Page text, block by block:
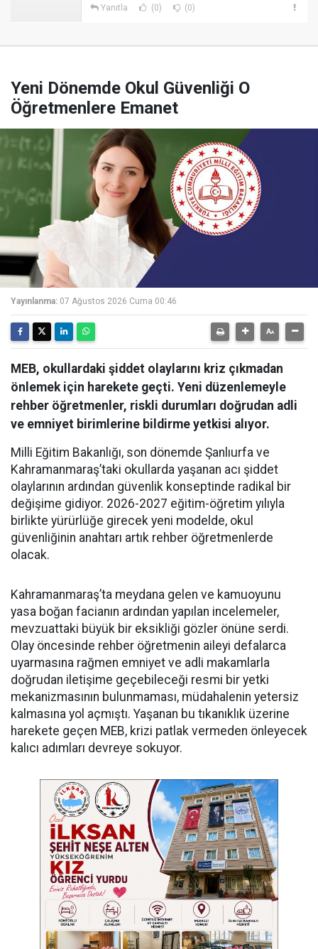
Yanıtla (0) (0)
Yeni Dönemde Okul Güvenliği O
Öğretmenlere Emanet
Yayınlanma: 07 Ağustos 2026 Cuma 00:46
MEB, okullardaki şiddet olaylarını kriz çıkmadan
önlemek için harekete geçti. Yeni düzenlemeyle
rehber öğretmenler, riskli durumları doğrudan adli
ve emniyet birimlerine bildirme yetkisi alıyor.
Milli Eğitim Bakanlığı, son dönemde Şanlıurfa ve
Kahramanmaraş’taki okullarda yaşanan acı şiddet
olaylarının ardından güvenlik konseptinde radikal bir
değişime gidiyor. 2026-2027 eğitim-öğretim yılıyla
birlikte yürürlüğe girecek yeni modelde, okul
güvenliğinin anahtarı artık rehber öğretmenlerde
olacak.
Kahramanmaraş’ta meydana gelen ve kamuoyunu
yasa boğan facianın ardından yapılan incelemeler,
mevzuattaki büyük bir eksikliği gözler önüne serdi.
Olay öncesinde rehber öğretmenin aileyi defalarca
uyarmasına rağmen emniyet ve adli makamlarla
doğrudan iletişime geçebileceği resmi bir yetki
mekanizmasının bulunmaması, müdahalenin yetersiz
kalmasına yol açmıştı. Yaşanan bu tıkanıklık üzerine
harekete geçen MEB, krizi patlak vermeden önleyecek
kalıcı adımları devreye sokuyor.